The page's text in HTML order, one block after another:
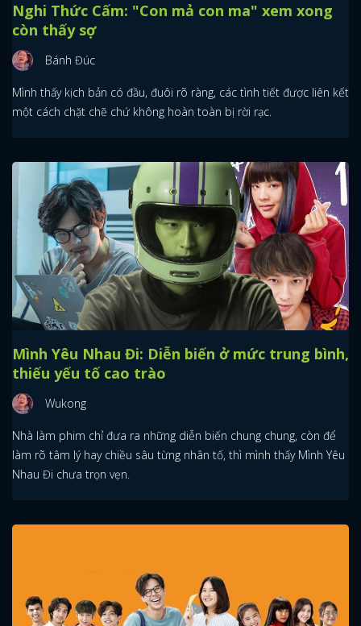
Nghi Thức Cấm: "Con mả con ma" xem xong
còn thấy sợ
Bánh Đúc
Mình thấy kịch bản có đầu, đuôi rõ ràng, các tình tiết được liên kết
một cách chặt chẽ chứ không hoàn toàn bị rời rạc.
Mình Yêu Nhau Đi: Diễn biến ở mức trung bình,
thiếu yếu tố cao trào
Wukong
Nhà làm phim chỉ đưa ra những diễn biến chung chung, còn để
làm rõ tâm lý hay chiều sâu từng nhân tố, thì mình thấy Mình Yêu
Nhau Đi chưa trọn vẹn.